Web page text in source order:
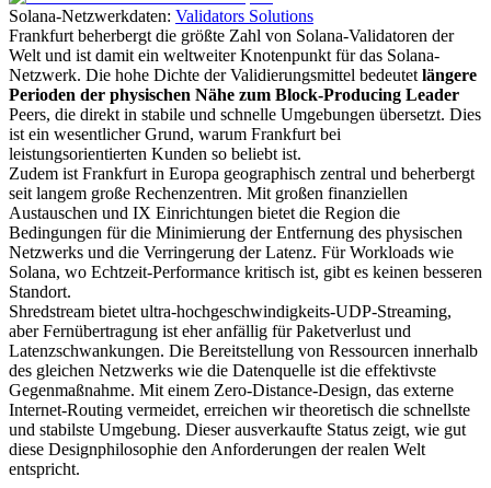
Solana-Netzwerkdaten: Validators Solutions
Frankfurt beherbergt die größte Zahl von Solana-Validatoren der
Welt und ist damit ein weltweiter Knotenpunkt für das Solana-
Netzwerk. Die hohe Dichte der Validierungsmittel bedeutet längere
Perioden der physischen Nähe zum Block-Producing Leader
Peers, die direkt in stabile und schnelle Umgebungen übersetzt. Dies
ist ein wesentlicher Grund, warum Frankfurt bei
leistungsorientierten Kunden so beliebt ist.
Zudem ist Frankfurt in Europa geographisch zentral und beherbergt
seit langem große Rechenzentren. Mit großen finanziellen
Austauschen und IX Einrichtungen bietet die Region die
Bedingungen für die Minimierung der Entfernung des physischen
Netzwerks und die Verringerung der Latenz. Für Workloads wie
Solana, wo Echtzeit-Performance kritisch ist, gibt es keinen besseren
Standort.
Shredstream bietet ultra-hochgeschwindigkeits-UDP-Streaming,
aber Fernübertragung ist eher anfällig für Paketverlust und
Latenzschwankungen. Die Bereitstellung von Ressourcen innerhalb
des gleichen Netzwerks wie die Datenquelle ist die effektivste
Gegenmaßnahme. Mit einem Zero-Distance-Design, das externe
Internet-Routing vermeidet, erreichen wir theoretisch die schnellste
und stabilste Umgebung. Dieser ausverkaufte Status zeigt, wie gut
diese Designphilosophie den Anforderungen der realen Welt
entspricht.